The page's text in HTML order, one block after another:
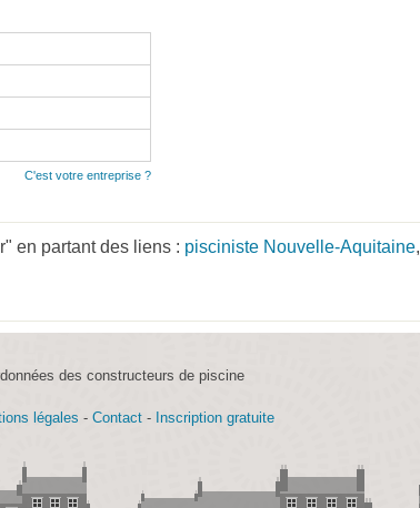
C'est votre entreprise ?
en partant des liens : pisciniste Nouvelle-Aquitaine,
des constructeurs de piscine
légales - Contact- Inscription gratuite